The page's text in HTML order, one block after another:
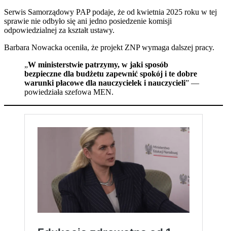
Serwis Samorządowy PAP podaje, że od kwietnia 2025 roku w tej
sprawie nie odbyło się ani jedno posiedzenie komisji
odpowiedzialnej za kształt ustawy.
Barbara Nowacka oceniła, że projekt ZNP wymaga dalszej pracy.
„W ministerstwie patrzymy, w jaki sposób
bezpieczne dla budżetu zapewnić spokój i te dobre
warunki płacowe dla nauczycielek i nauczycieli” —
powiedziała szefowa MEN.